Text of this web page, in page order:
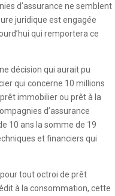
d’assurance ne semblent
juridique est engagée
qui remportera ce
décision qui aurait pu
qui concerne 10 millions
immobilier ou prêt à la
d’assurance
10 ans la somme de 19
et financiers qui
tout octroi de prêt
à la consommation, cette